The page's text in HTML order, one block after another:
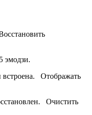
эмодзи.
встроена. Отображать
Очистить